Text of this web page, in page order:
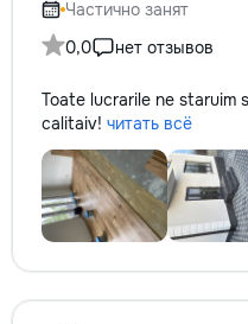
Частично занят
0,0
нет отзывов
Toate lucrarile ne staruim
calitaiv! читать всё